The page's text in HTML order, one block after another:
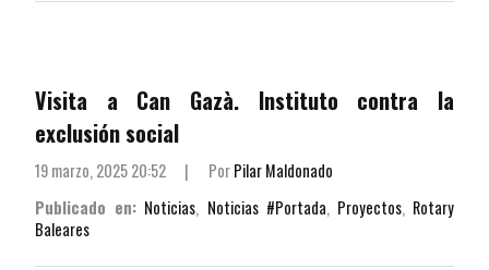
Visita a Can Gazà. Instituto contra la
exclusión social
19 marzo, 2025 20:52 | PorPilar Maldonado
Publicado en: Noticias, Noticias #Portada, Proyectos, Rotary
Baleares